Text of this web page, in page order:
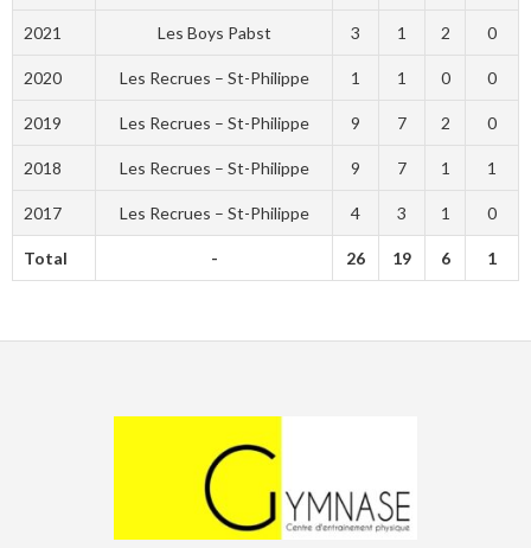
2021 Les Boys Pabst 3 1 2 0
2020 Les Recrues – St-Philippe 1 1 0 0
2019 Les Recrues – St-Philippe 9 7 2 0
2018 Les Recrues – St-Philippe 9 7 1 1
2017 Les Recrues – St-Philippe 4 3 1 0
Total - 26 19 6 1